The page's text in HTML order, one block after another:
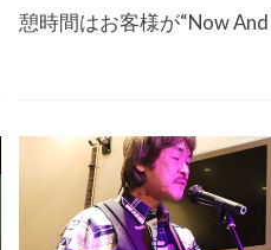
憩時間はお客様が“Now And